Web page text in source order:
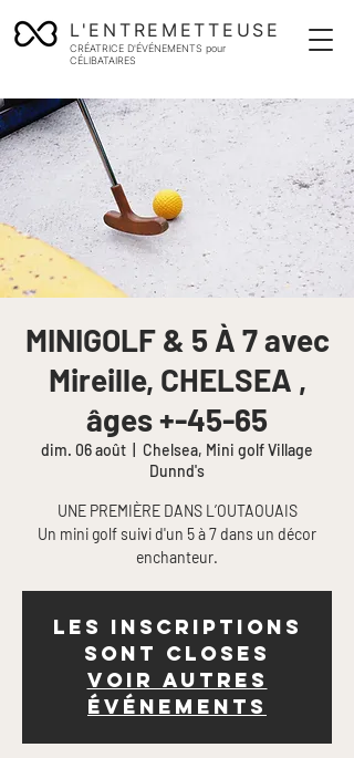
L'ENTREMETTEUSE
CRÉATRICE D'ÉVÉNEMENTS pour
CÉLIBATAIRES
MINIGOLF & 5 À 7 avec
Mireille, CHELSEA ,
âges +-45-65
dim. 06 août
Chelsea, Mini golf Village
Dunnd's
UNE PREMIÈRE DANS L’OUTAOUAIS
Un mini golf suivi d'un 5 à 7 dans un décor
Les inscriptions
sont closes
Voir autres
événements